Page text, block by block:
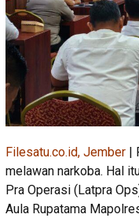
Filesatu.co.id, Jember |
melawan narkoba. Hal
Pra Operasi (Latpra
Aula Rupatama